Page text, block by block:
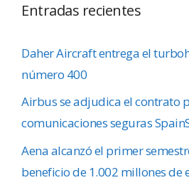
Entradas recientes
Daher Aircraft entrega el
número 400
Airbus se adjudica el contrato
comunicaciones seguras
Aena alcanzó el primer
beneficio de 1.002 millones de